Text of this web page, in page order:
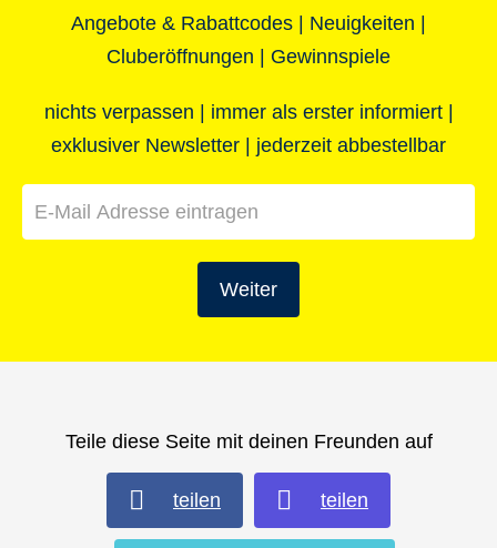
stefanie.schlumschinski@robinson.com
Telefon: +49 (0)511-955 5760
E-Mail:lena.edeler@robinson.com
Angebote & Rabattcodes | Neuigkeiten |
Cluberöffnungen | Gewinnspiele
nichts verpassen | immer als erster informiert |
exklusiver Newsletter | jederzeit abbestellbar
Weiter
Teile diese Seite mit deinen Freunden auf
teilen teilen